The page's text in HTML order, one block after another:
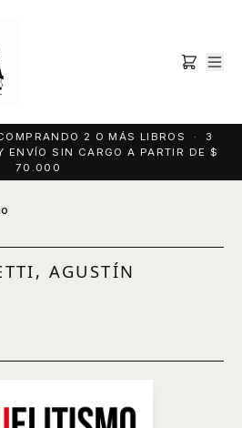
2 O MÁS LIBROS · 3
ENVÍO SIN CARGO A PARTIR DE $
70.000
AGUSTÍN